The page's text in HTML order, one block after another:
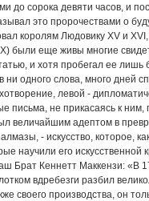
до сорока девяти часов, и
это пророчествами о
королям Людовику XV и
были еще живы многие
и хотя пробегал ее лишь
ни одного слова, много дней
левой -
письма, не прикасаясь к ним,
величайшим адептом в
- искусство, которое,
научили его искусственной
Брат Кеннетт Маккензи: «В
вдребезги разбил
своего производства, он